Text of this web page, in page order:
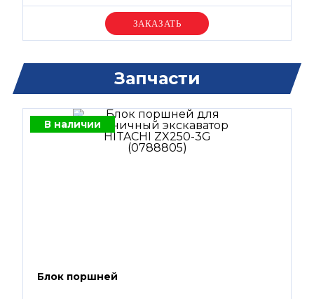
Уточняйте цену
Запчасти
В наличии
Блок поршней